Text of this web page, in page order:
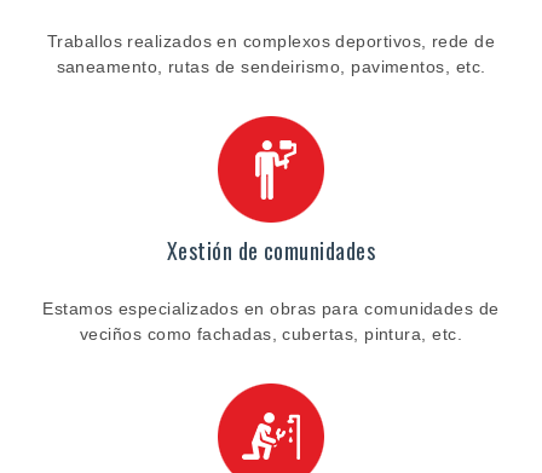
Traballos realizados en complexos deportivos, rede de
saneamento, rutas de sendeirismo, pavimentos, etc.
Xestión de comunidades
Estamos especializados en obras para comunidades de
veciños como fachadas, cubertas, pintura, etc.